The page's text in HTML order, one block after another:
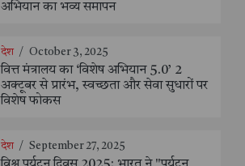
अभियान का भव्य समापन
देश / October 3, 2025
वित्त मंत्रालय का ‘विशेष अभियान 5.0’ 2
अक्टूबर से प्रारंभ, स्वच्छता और सेवा सुधारों पर
विशेष फोकस
देश / September 27, 2025